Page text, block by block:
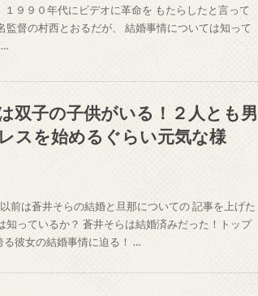
９９０年代にビデオに革命を もたらしたと言って
監督の村西とおるだが、 結婚事情については知って
双子の子供がいる！２人とも男
スを始めるぐらい元気な様
前は蒼井そらの結婚と旦那についての 記事を上げた
知っているか？ 蒼井そらは結婚済みだった！トップ
る彼女の結婚事情に迫る！ …